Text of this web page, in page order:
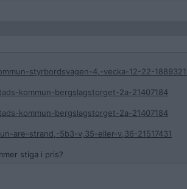
styrbordsvagen-4,-vecka-12-22-
kommun-bergslagstorget-2a-21407184
kommun-bergslagstorget-2a-21407184
are-strand,-5b3-v,35-eller-v,36-21517431
stiga i pris?